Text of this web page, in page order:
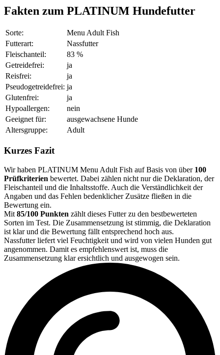
Fakten zum PLATINUM Hundefutter
Sorte:
Menu Adult Fish
Futterart:
Nassfutter
Fleischanteil:
83 %
Getreidefrei:
ja
Reisfrei:
ja
Pseudogetreidefrei: ja
Glutenfrei:
ja
Hypoallergen:
nein
Geeignet für:
ausgewachsene Hunde
Altersgruppe:
Adult
Kurzes Fazit
Wir haben PLATINUM Menu Adult Fish auf Basis von über 100
Prüfkriterien bewertet. Dabei zählen nicht nur die Deklaration, der
Fleischanteil und die Inhaltsstoffe. Auch die Verständlichkeit der
Angaben und das Fehlen bedenklicher Zusätze fließen in die
Bewertung ein.
Mit 85/100 Punkten zählt dieses Futter zu den bestbewerteten
Sorten im Test. Die Zusammensetzung ist stimmig, die Deklaration
ist klar und die Bewertung fällt entsprechend hoch aus.
Nassfutter liefert viel Feuchtigkeit und wird von vielen Hunden gut
angenommen. Damit es empfehlenswert ist, muss die
Zusammensetzung klar ersichtlich und ausgewogen sein.